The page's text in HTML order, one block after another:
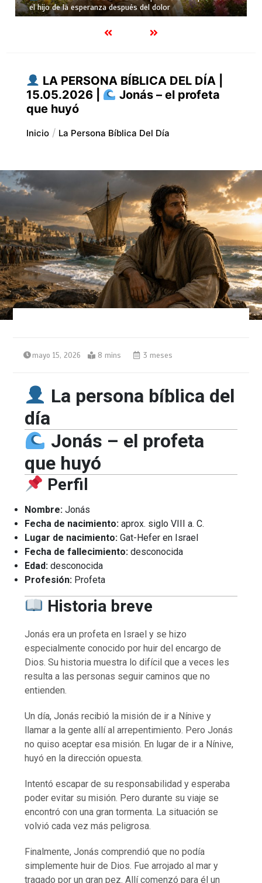
la primera mujer y madre de todos los vivientes
LA PERSONA BÍBLICA DEL DÍA |
15.05.2026 |
Jonás – el profeta
que huyó
Inicio La Persona Bíblica Del Día
mayo 15, 2026 8 mins 3 meses
La persona bíblica del
día
Jonás – el profeta
que huyó
Perfil
Nombre: Jonás
Fecha de nacimiento: aprox. siglo VIII a. C.
Lugar de nacimiento: Gat-Hefer en Israel
Fecha de fallecimiento: desconocida
Edad: desconocida
Profesión: Profeta
Historia breve
Jonás era un profeta en Israel y se hizo
especialmente conocido por huir del encargo de
Dios. Su historia muestra lo difícil que a veces les
resulta a las personas seguir caminos que no
entienden.
Un día, Jonás recibió la misión de ir a Nínive y
llamar a la gente allí al arrepentimiento. Pero Jonás
no quiso aceptar esa misión. En lugar de ir a Nínive,
huyó en la dirección opuesta.
Intentó escapar de su responsabilidad y esperaba
poder evitar su misión. Pero durante su viaje se
encontró con una gran tormenta. La situación se
volvió cada vez más peligrosa.
Finalmente, Jonás comprendió que no podía
simplemente huir de Dios. Fue arrojado al mar y
tragado por un gran pez. Allí comenzó para él un